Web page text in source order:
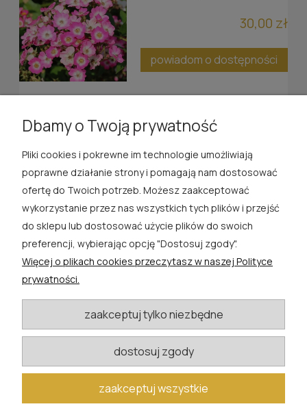
30,00 zł
powiadom o dostępności
« 1 2 3 4
ROSA ĆWIK
SKLEP
EXTRA
KATEGORIE BLOGU
W razie pytań i wątpliwości prosimy o kontakt
biuro@rosacwik.pl
Dbamy o Twoją prywatność
Pliki cookies i pokrewne im technologie umożliwiają
poprawne działanie strony i pomagają nam dostosować
ofertę do Twoich potrzeb. Możesz zaakceptować
wykorzystanie przez nas wszystkich tych plików i przejść
do sklepu lub dostosować użycie plików do swoich
preferencji, wybierając opcję "Dostosuj zgody".
Więcej o plikach cookies przeczytasz w naszej Polityce
prywatności.
zaakceptuj tylko niezbędne
dostosuj zgody
zaakceptuj wszystkie